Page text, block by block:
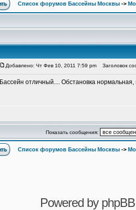
Список форумов Бассейны Москвы ->
Добавлено: Чт Фев 10, 2011 7:59 pm Заголовок
Бассейн отличный.... Обстановка
Показать сообщения:
Список форумов Бассейны Москвы ->
Powered by phpBB